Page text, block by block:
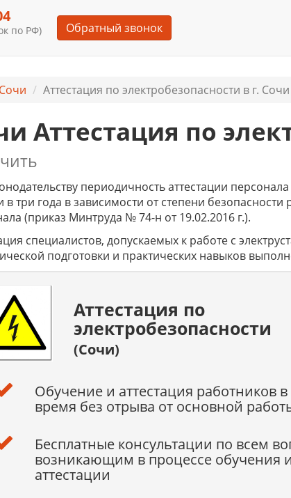
по РФ) Обратный звонок
Аттестация по электробезопасности в г. Сочи
Аттестация по
периодичность аттестации
в три года в зависимости от степени
(приказ Минтруда № 74-н от 19.02.2016 г.).
специалистов, допускаемых к работе с
подготовки и практических навыков
Аттестация по
электробезопасности
(Сочи)
Обучение и аттестация работников
время без отрыва от основной
Бесплатные консультации по всем
возникающим в процессе обучения и
аттестации